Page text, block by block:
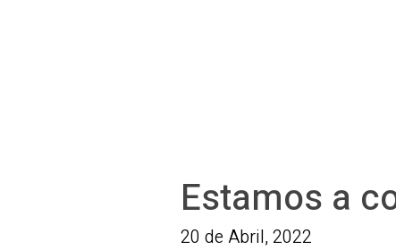
Estamos a
20 de Abril, 2022